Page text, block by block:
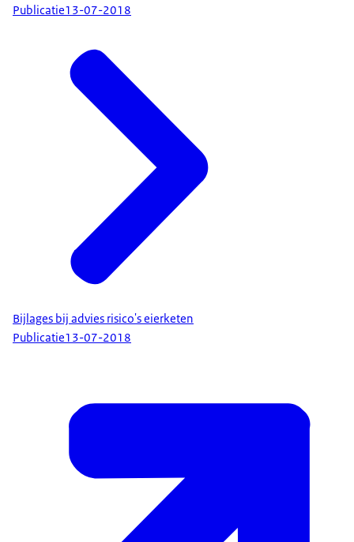
Publicatie13-07-2018
Bijlages bij advies risico's eierketen
Publicatie13-07-2018